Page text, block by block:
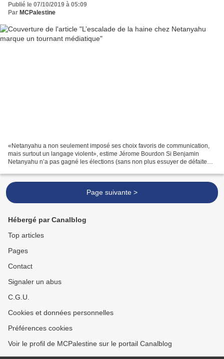
Publié le 07/10/2019 à 05:09
Par MCPalestine
«Netanyahu a non seulement imposé ses choix favoris de communication,
mais surtout un langage violent», estime Jérome Bourdon Si Benjamin
Netanyahu n’a pas gagné les élections (sans non plus essuyer de défaite
Page suivante >
Hébergé par Canalblog
Top articles
Pages
Contact
Signaler un abus
C.G.U.
Cookies et données personnelles
Préférences cookies
Voir le profil de MCPalestine sur le portail Canalblog